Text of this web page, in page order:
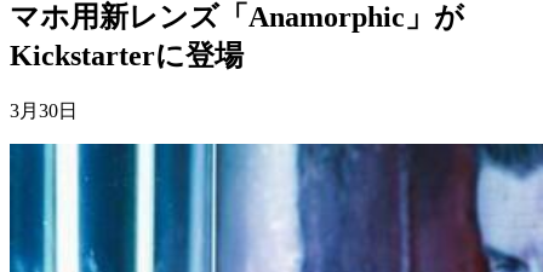
マホ用新レンズ「Anamorphic」が
Kickstarterに登場
3月30日